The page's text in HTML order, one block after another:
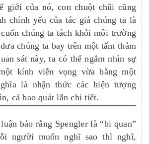
giới của nó, con chuột chũi cũng
chính yếu của tác giả chúng ta là
chúng ta tách khỏi môi trường
chúng ta bay trên một tấm thảm
sát này, ta có thể ngắm nhìn sự
kính viễn vọng vừa bằng một
là nhận thức các hiện tượng
cả bao quát lẫn chi tiết.
bảo rằng Spengler là “bi quan”
người muốn nghĩ sao thì nghĩ,